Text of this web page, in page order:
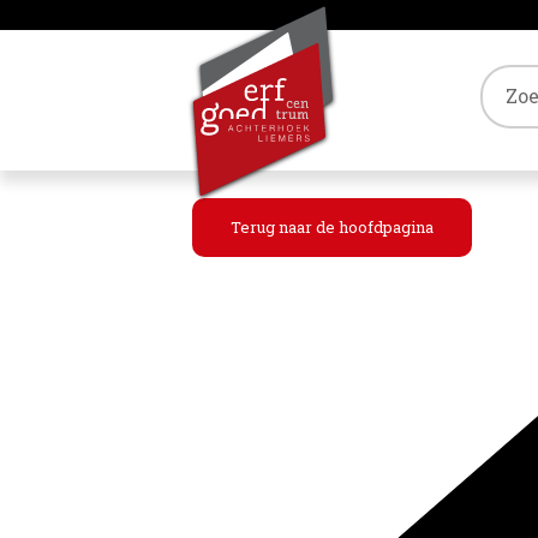
Terug naar de hoofdpagina